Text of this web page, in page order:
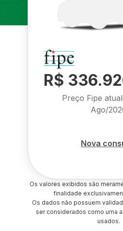
R$
Preço Fipe
Ago/
Nova
Os valores exibidos são
finalidade
Os dados não possuem
ser considerados como uma
usados.